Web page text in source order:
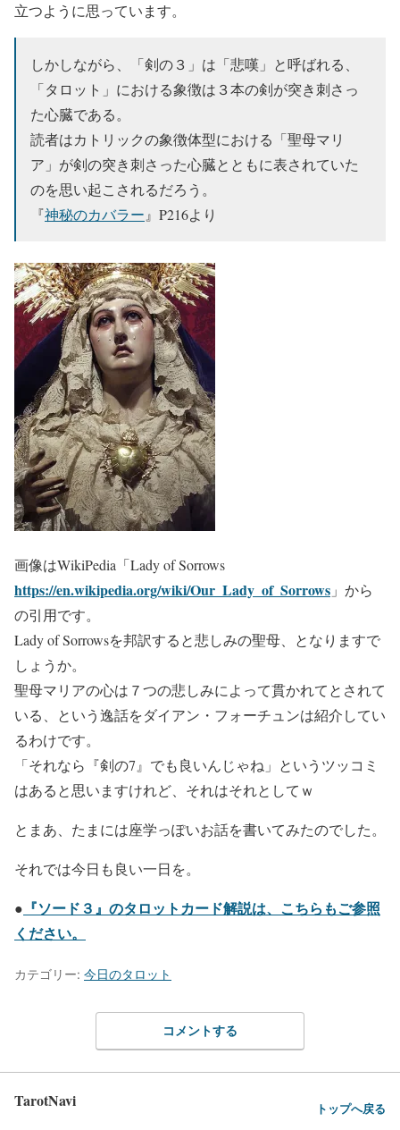
立つように思っています。
しかしながら、「剣の３」は「悲嘆」と呼ばれる、
「タロット」における象徴は３本の剣が突き刺さっ
た心臓である。
読者はカトリックの象徴体型における「聖母マリ
ア」が剣の突き刺さった心臓とともに表されていた
のを思い起こされるだろう。
『神秘のカバラー 』P216より
画像はWikiPedia「Lady of Sorrows
https://en.wikipedia.org/wiki/Our_Lady_of_Sorrows 」から
の引用です。
Lady of Sorrowsを邦訳すると悲しみの聖母、となりますで
しょうか。
聖母マリアの心は７つの悲しみによって貫かれてとされて
いる、という逸話をダイアン・フォーチュンは紹介してい
るわけです。
「それなら『剣の7』でも良いんじゃね」というツッコミ
はあると思いますけれど、それはそれとしてｗ
とまあ、たまには座学っぽいお話を書いてみたのでした。
それでは今日も良い一日を。
● 『ソード３』のタロットカード解説は、こちらもご参照
ください。
カテゴリー: 今日のタロット
コメントする
TarotNavi トップへ戻る